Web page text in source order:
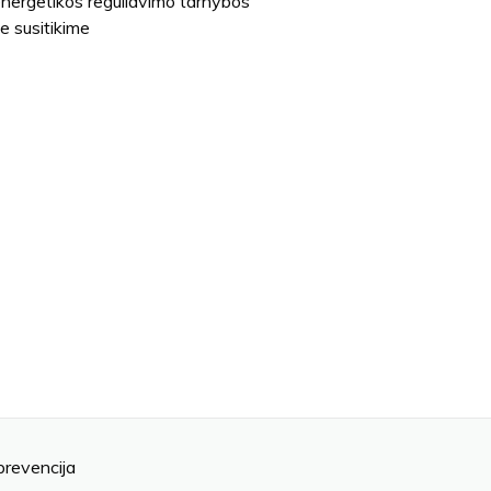
susitikime